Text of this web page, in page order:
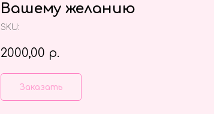
Вашему желанию
SKU:
2000,00 р.
Заказать